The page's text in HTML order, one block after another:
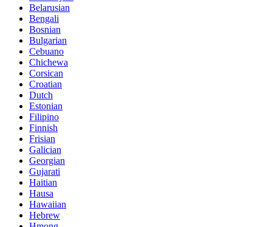
Belarusian
Bengali
Bosnian
Bulgarian
Cebuano
Chichewa
Corsican
Croatian
Dutch
Estonian
Filipino
Finnish
Frisian
Galician
Georgian
Gujarati
Haitian
Hausa
Hawaiian
Hebrew